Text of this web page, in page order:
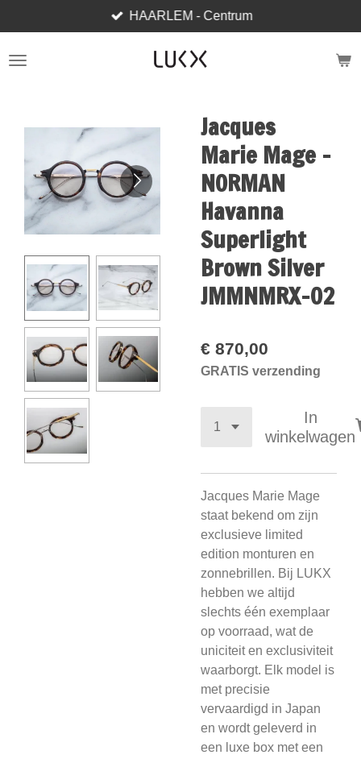
direct
naar
HAARLEM - Centrum
Jacques
Marie Mage -
NORMAN
Havanna
Superlight
Brown Silver
JMMNMRX-02
€ 870,00
GRATIS verzending
In
winkelwagen
Jacques Marie Mage
staat bekend om zijn
exclusieve limited
edition monturen en
zonnebrillen. Bij LUKX
hebben we altijd
slechts één exemplaar
op voorraad, wat de
uniciteit en exclusiviteit
waarborgt. Elk model is
met precisie
vervaardigd in Japan
en wordt geleverd in
een luxe box met een